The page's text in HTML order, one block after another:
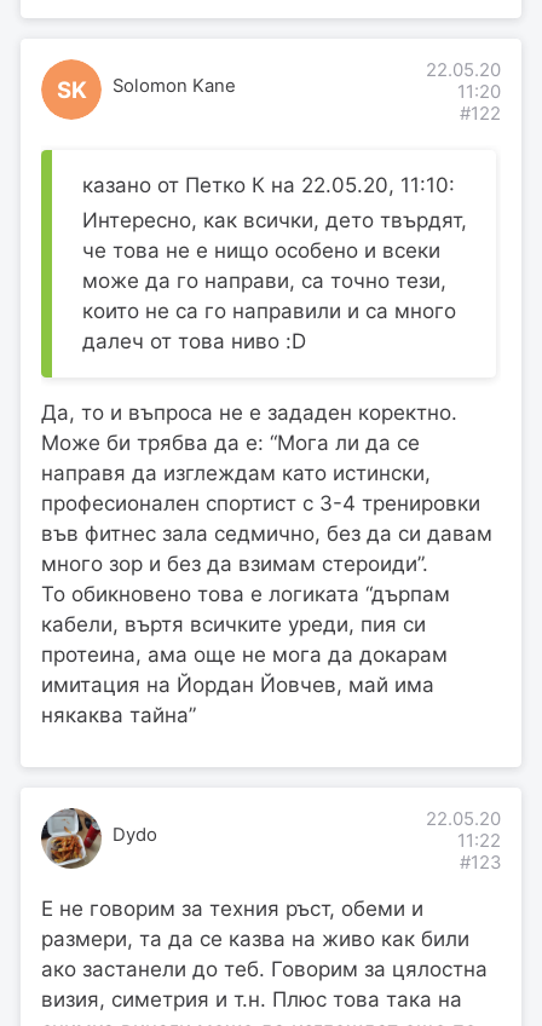
SK Solomon Kane
22.05.20
11:20
#122
казано от Петко К на 22.05.20, 11:10:
Интересно, как всички, дето твърдят,
че това не е нищо особено и всеки
може да го направи, са точно тези,
които не са го направили и са много
далеч от това ниво :D
Да, то и въпроса не е зададен коректно.
Може би трябва да е: “Мога ли да се
направя да изглеждам като истински,
професионален спортист с 3-4 тренировки
във фитнес зала седмично, без да си давам
много зор и без да взимам стероиди”.
То обикновено това е логиката “дърпам
кабели, въртя всичките уреди, пия си
протеина, ама още не мога да докарам
имитация на Йордан Йовчев, май има
някаква тайна”
Dydo
22.05.20
11:22
#123
Е не говорим за техния ръст, обеми и
размери, та да се казва на живо как били
ако застанели до теб. Говорим за цялостна
визия, симетрия и т.н. Плюс това така на